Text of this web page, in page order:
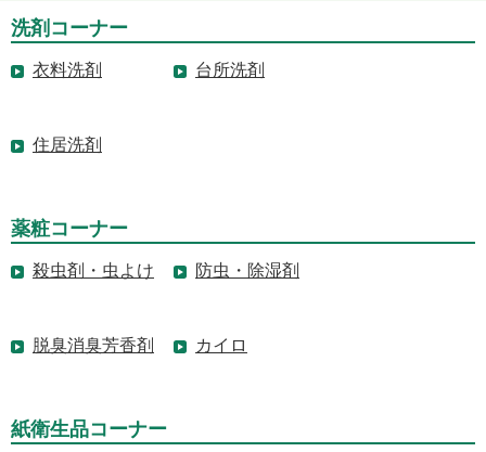
洗剤コーナー
衣料洗剤 台所洗剤
住居洗剤
薬粧コーナー
殺虫剤・虫よけ 防虫・除湿剤
脱臭消臭芳香剤 カイロ
紙衛生品コーナー